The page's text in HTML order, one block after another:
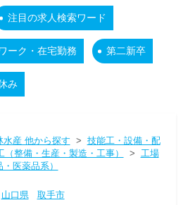
注目の求人検索ワード
ーク・在宅勤務 第二新卒
み
水産 他から探す > 技能工・設備・配
（整備・生産・製造・工事） > 工場
医薬品系）
山口県
取手市